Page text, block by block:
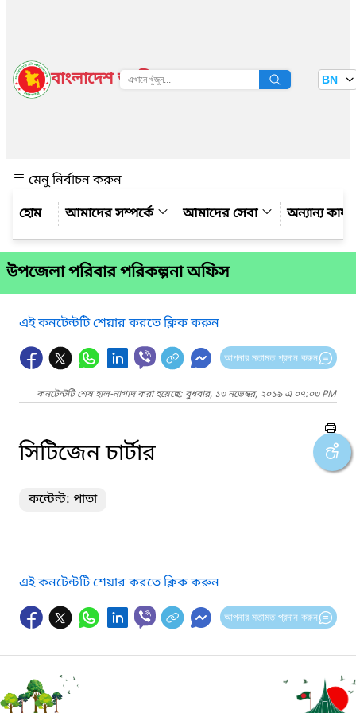
বাংলাদেশ জাতীয় তথ্য বাতায়ন BN
মেনু নির্বাচন করুন
আমাদের সম্পর্কে
আমাদের সেবা অন্যান্য
উপজেলা পরিবার পরিকল্পনা অফিস
এই কনটেন্টটি শেয়ার করতে ক্লিক করুন
আপনার মতামত প্রদান করুন
কনটেন্টটি শেষ হাল-নাগাদ করা হয়েছে: বুধবার, ১৩ নভেম্বর, ২০১৯ এ ০৭:০৩ PM
সিটিজেন চার্টার
কন্টেন্ট: পাতা
এই কনটেন্টটি শেয়ার করতে ক্লিক করুন
আপনার মতামত প্রদান করুন